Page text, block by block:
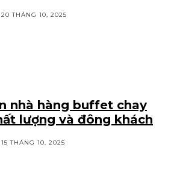
20 THÁNG 10, 2025
nhà hàng buffet chay
lượng và đông khách
15 THÁNG 10, 2025